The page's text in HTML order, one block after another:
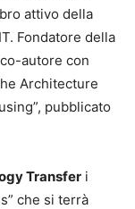
attivo della
Fondatore della
autore con
Architecture
pubblicato
Transfer i
che si terrà